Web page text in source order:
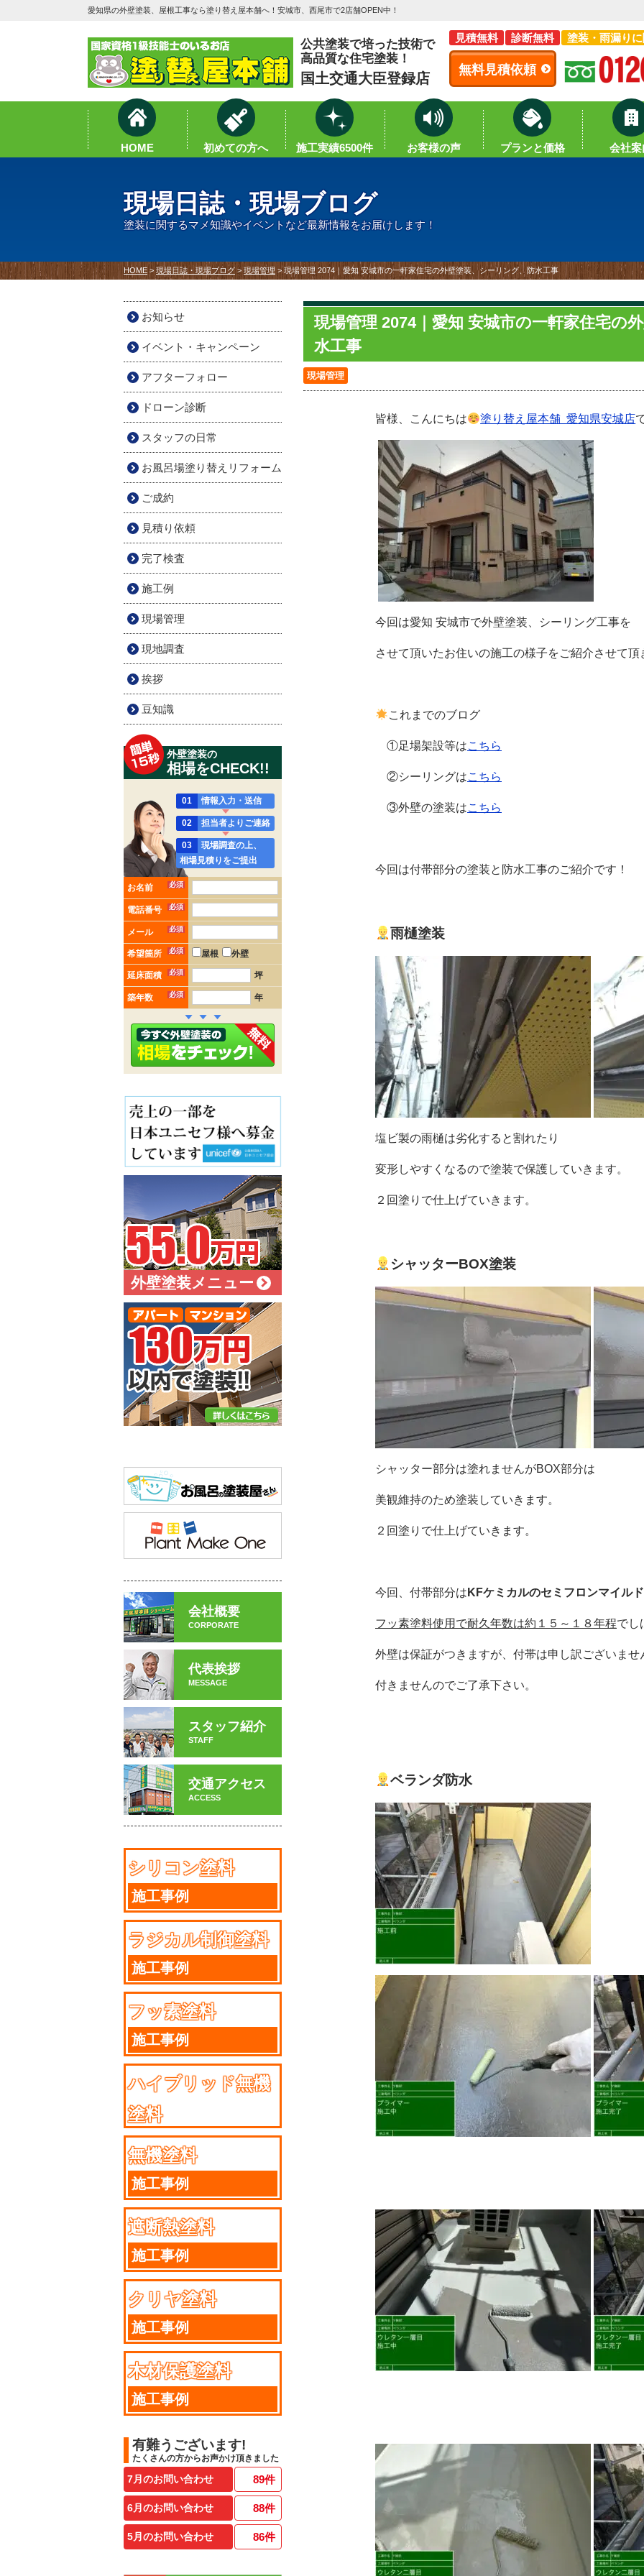
愛知県の外壁塗装、屋根工事なら塗り替え屋本舗へ！安城市、西尾市で2店舗OPEN中！
公共塗装で培った技術で
高品質な住宅塗装！
国土交通大臣登録店
見積無料 診断無料 塗装・雨漏り
無料見積依頼
HOME 初めての方へ 施工実績6500件 お客様の声 プランと価格 会社
現場日誌・現場ブログ
塗装に関するマメ知識やイベントなど最新情報をお届けします！
HOME> 現場日誌・現場ブログ > 現場管理 >現場管理 2074｜愛知 安城市の一軒家住宅の外壁塗装、シーリング、防水工事
現場管理 2074｜愛知 安城市の一軒家住宅の
水工事
現場管理
皆様、こんにちは 塗り替え屋本舗 愛知県安城店
今回は愛知 安城市で外壁塗装、シーリング工事を
させて頂いたお住いの施工の様子をご紹介させて頂
これまでのブログ
①足場架設等はこちら
②シーリングはこちら
③外壁の塗装はこちら
今回は付帯部分の塗装と防水工事のご紹介です！
雨樋塗装
塩ビ製の雨樋は劣化すると割れたり
変形しやすくなるので塗装で保護していきます。
２回塗りで仕上げていきます。
シャッターBOX塗装
シャッター部分は塗れませんがBOX部分は
美観維持のため塗装していきます。
２回塗りで仕上げていきます。
今回、付帯部分は KFケミカルのセミフロンマイル
フッ素塗料使用で耐久年数は約１５～１８年程でし
外壁は保証がつきますが、付帯は申し訳ございませ
付きませんのでご了承下さい。
ベランダ防水
お知らせ
イベント・キャンペーン
アフターフォロー
ドローン診断
スタッフの日常
お風呂場塗り替えリフォーム
ご成約
見積り依頼
完了検査
施工例
現場管理
現地調査
挨拶
豆知識
外壁塗装の
相場をCHECK!!
01 情報入力・送信
02 担当者よりご連絡
03
現場調査の上、
相場見積りをご提出
お名前 必須
電話番号 必須
メール 必須
希望箇所 必須 屋根 外壁
延床面積 必須 坪
築年数 必須 年
外壁塗装メニュー
会社概要
CORPORATE
代表挨拶
MESSAGE
スタッフ紹介
STAFF
交通アクセス
ACCESS
シリコン塗料
施工事例
ラジカル制御塗料
施工事例
フッ素塗料
施工事例
ハイブリッド無機
塗料
施工事例
無機塗料
施工事例
遮断熱塗料
施工事例
クリヤ塗料
施工事例
木材保護塗料
施工事例
有難うございます!
たくさんの方からお声かけ頂きました
7月のお問い合わせ 89件
6月のお問い合わせ 88件
5月のお問い合わせ 86件